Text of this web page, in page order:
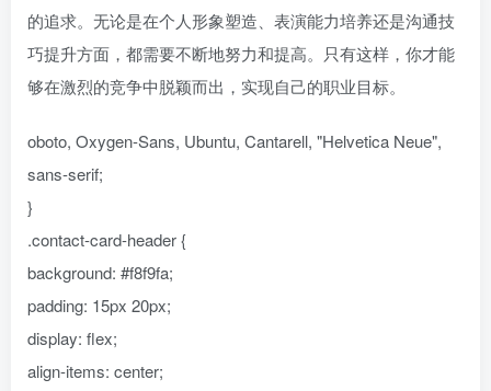
的追求。无论是在个人形象塑造、表演能力培养还是沟通技
巧提升方面，都需要不断地努力和提高。只有这样，你才能
够在激烈的竞争中脱颖而出，实现自己的职业目标。
oboto, Oxygen-Sans, Ubuntu, Cantarell, "Helvetica Neue",
sans-serif;
}
.contact-card-header {
background: #f8f9fa;
padding: 15px 20px;
display: flex;
align-items: center;